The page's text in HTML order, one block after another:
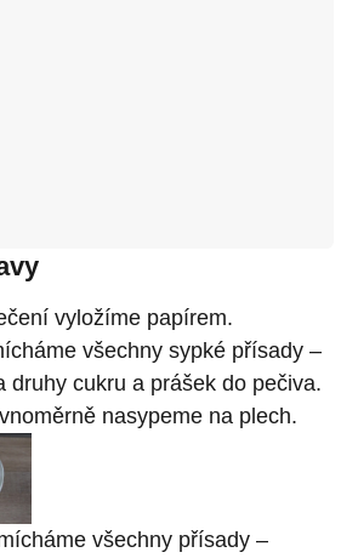
vyložíme papírem.
všechny sypké přísady –
druhy cukru a prášek do pečiva.
nasypeme na plech.
všechny přísady –